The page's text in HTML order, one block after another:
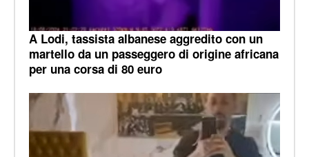
A Lodi, tassista albanese aggredito con un
martello da un passeggero di origine africana
per una corsa di 80 euro